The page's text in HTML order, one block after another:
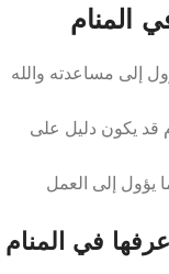
المنام
إلى مساعدته والله
قد يكون دليل على
يؤول إلى العمل
في المنام